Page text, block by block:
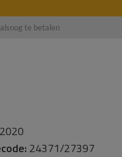
te betalen
2020
24371/27397